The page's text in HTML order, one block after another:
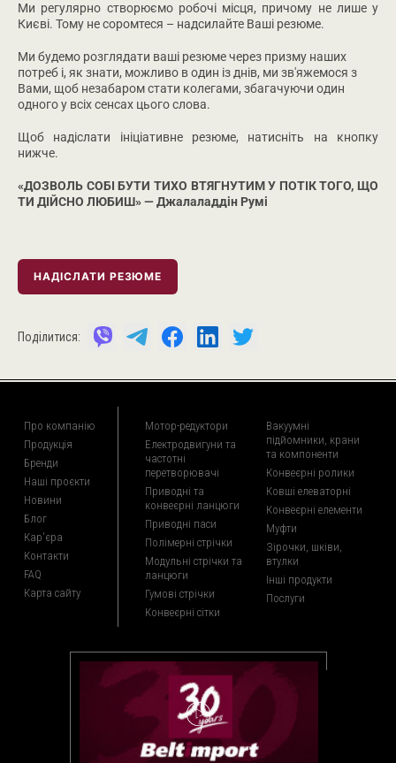
Ми регулярно створюємо робочі місця, причому не лише у
Києві. Тому не соромтеся – надсилайте Ваші резюме.
Ми будемо розглядати ваші резюме через призму наших
потреб і, як знати, можливо в один із днів, ми зв'яжемося з
Вами, щоб незабаром стати колегами, збагачуючи один
одного у всіх сенсах цього слова.
Щоб надіслати ініціативне резюме, натисніть на кнопку
нижче.
«ДОЗВОЛЬ СОБІ БУТИ ТИХО ВТЯГНУТИМ У ПОТІК ТОГО, ЩО
ТИ ДІЙСНО ЛЮБИШ» — Джалаладдін Румі
НАДІСЛАТИ РЕЗЮМЕ
Поділитися:
Про компанію
Продукція
Бренди
Наші проєкти
Новини
Блог
Кар'єра
Контакти
FAQ
Карта сайту
Мотор-редуктори
Електродвигуни та
частотні
перетворювачі
Приводні та
конвеєрні ланцюги
Приводні паси
Полімерні стрічки
Модульні стрічки та
ланцюги
Гумові стрічки
Конвеєрні сітки
Вакуумні
підйомники, крани
та компоненти
Конвеєрні ролики
Ковші елеваторні
Конвеєрні елементи
Муфти
Зірочки, шківи,
втулки
Інші продукти
Послуги